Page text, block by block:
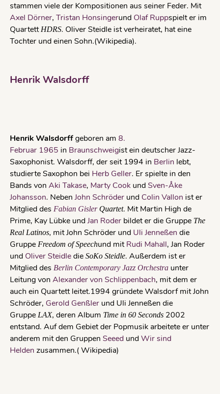
stammen viele der Kompositionen aus seiner Feder. Mit
Axel Dörner, Tristan Honsingerund Olaf Ruppspielt er im
Quartett HDRS. Oliver Steidle ist verheiratet, hat eine
Tochter und einen Sohn.(Wikipedia).
Henrik Walsdorff
Henrik Walsdorffgeboren am 8.
Februar 1965 in Braunschweigist ein deutscher Jazz-
Saxophonist. Walsdorff, der seit 1994 in Berlin lebt,
studierte Saxophon bei Herb Geller. Er spielte in den
Bands von Aki Takase, Marty Cook undSven-Åke
Johansson. Neben John Schröder und Colin Vallon ist er
Mitglied des Fabian Gisler Quartet. Mit Martin High de
Prime, Kay Lübke undJan Roder bildet er die Gruppe The
Real Latinos, mit John Schröder und Uli Jenneßen die
Gruppe Freedom of Speechund mitRudi Mahall, Jan Roder
und Oliver Steidledie SoKo Steidle. Außerdem ist er
Mitglied des Berlin Contemporary Jazz Orchestra unter
Leitung von Alexander von Schlippenbach, mit dem er
auch ein Quartett leitet.1994 gründete Walsdorf mit John
Schröder, Gerold Genßler und Uli Jenneßen die
Gruppe LAX, deren Album Time in 60 Seconds 2002
entstand. Auf dem Gebiet der Popmusik arbeitete er unter
anderem mit den Gruppen Seeed undWir sind
Helden zusammen.( Wikipedia)